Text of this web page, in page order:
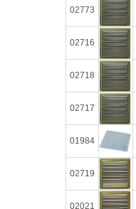
02773
02716
02718
02717
01984
02719
02021